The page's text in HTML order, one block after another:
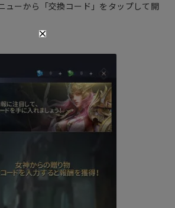
ューから「交換コード」をタップして開